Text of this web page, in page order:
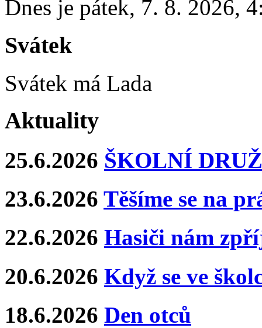
Dnes je pátek, 7. 8. 2026,
Svátek
Svátek má Lada
Aktuality
25.6.2026 ŠKOLNÍ
23.6.2026 Těšíme se na
22.6.2026 Hasiči nám
20.6.2026 Když se ve
18.6.2026 Den otců